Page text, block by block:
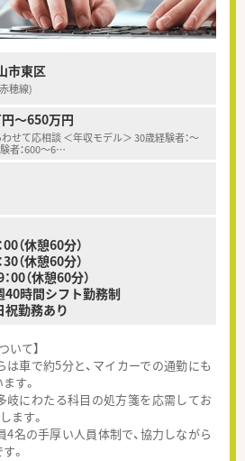
市東区
穂線)
～650万円
せて応相談 ＜年収モデル＞ 30歳経験者：～
者：600～6…
（休憩60分）
（休憩60分）
00（休憩60分）
40時間シフト勤務制
祝勤務あり
いて】
車で約5分と、マイカーでの通勤にも
す。
にわたる科目の処方箋を応需してお
ます。
名の手厚い人員体制で、協力しながら
。